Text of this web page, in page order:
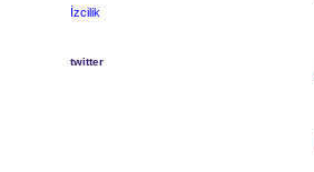
İzcilik
twitter